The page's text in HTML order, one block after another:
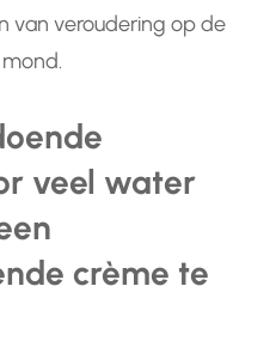
van veroudering op de
veel water
crème te